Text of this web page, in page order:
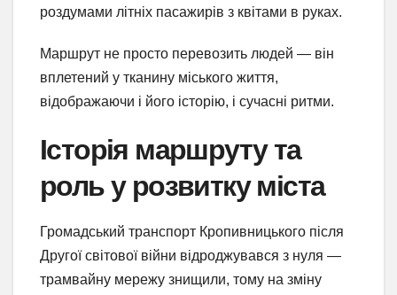
роздумами літніх пасажирів з квітами в руках.
Маршрут не просто перевозить людей — він
вплетений у тканину міського життя,
відображаючи і його історію, і сучасні ритми.
Історія маршруту та
роль у розвитку міста
Громадський транспорт Кропивницького після
Другої світової війни відроджувався з нуля —
трамвайну мережу знищили, тому на зміну